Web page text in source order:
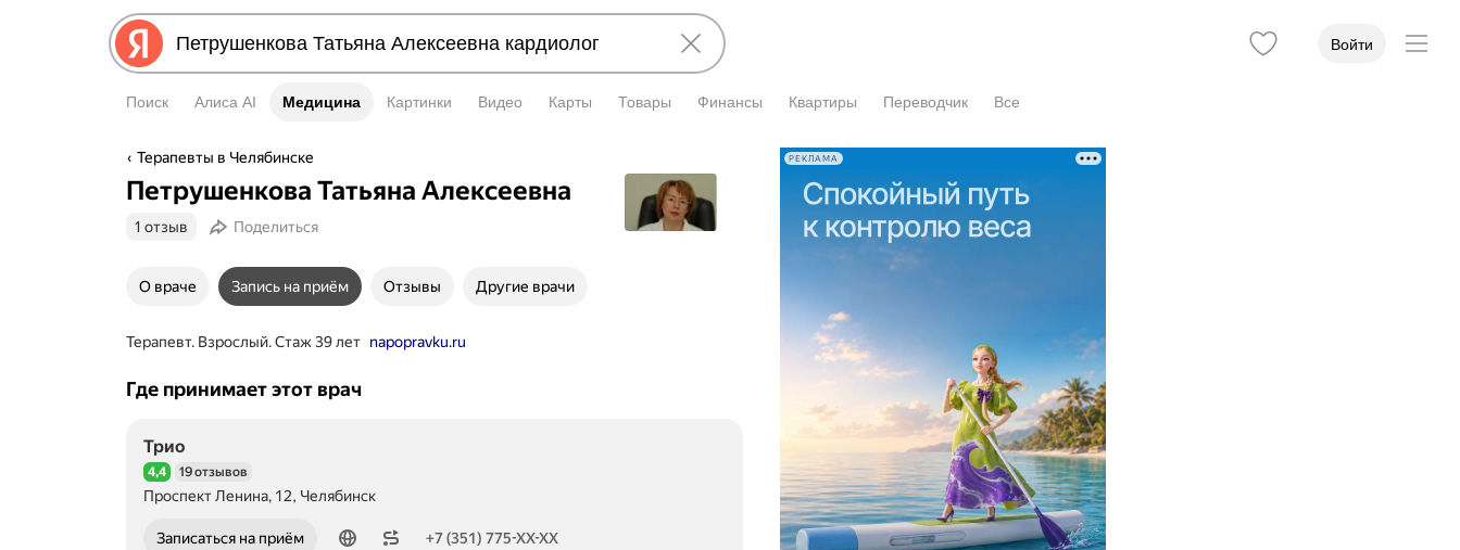
Войти
Поиск Алиса AI Медицина
Медицина Картинки Видео Карты Товары Финансы Квартиры Переводчик Все
Терапевты в Челябинске
Петрушенкова Татьяна Алексеевна
1 отзыв Поделиться
О враче Запись на приём Отзывы Другие врачи
Терапевт. Взрослый. Стаж 39 лет napopravku.ru
Где принимает этот врач
Трио
Рейтинг 4,4 из 5
4,4 19 отзывов
Проспект Ленина, 12, Челябинск
Записаться на приём
Номер телефона: +73517751268 +7 (351) 775-XX-XX
РЕКЛАМА